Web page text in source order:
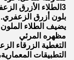
3الطلاء الأزرق
بلون أزرق الزعفري.
يضيف الطلاء الملون
مظهره المرئي
التغطية الزرقاء
التطبيقات